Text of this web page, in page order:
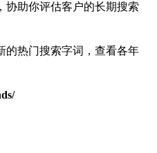
协助你评估客户的长期搜索
的热门搜索字词，查看各年